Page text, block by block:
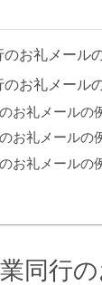
のお礼メール
のお礼メール
お礼メール
お礼メールの
お礼メール
同行